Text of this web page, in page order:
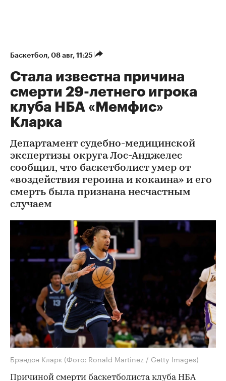
Баскетбол⁠, 08 авг, 11:25
Стала известна причина
смерти 29-летнего игрока
клуба НБА «Мемфис»
Кларка
Департамент судебно-медицинской
экспертизы округа Лос-Анджелес
сообщил, что баскетболист умер от
«воздействия героина и кокаина» и его
смерть была признана несчастным
случаем
Брэндон Кларк (Фото: Ronald Martinez / Getty Images)
Причиной смерти баскетболиста клуба НБА